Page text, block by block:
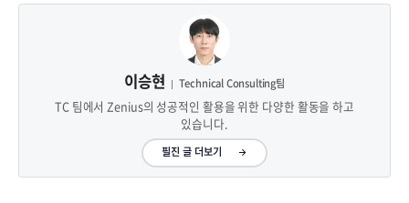
이승현 Technical Consulting팀
TC 팀에서 Zenius의 성공적인 활용을 위한 다양한 활동을 하고
있습니다.
필진 글 더보기